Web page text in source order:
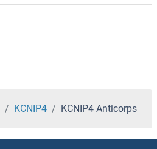
KCNIP4 KCNIP4 Anticorps